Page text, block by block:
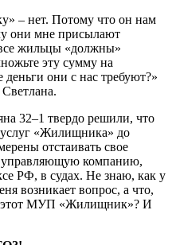
– нет. Потому что он нам
они мне присылают
жильцы «должны»
эту сумму на
деньги они с нас требуют?»
32–1 твердо решили, что
услуг «Жилищника» до
отстаивать свое
управляющую компанию,
РФ, в судах. Не знаю, как у
возникает вопрос, а что,
этот МУП «Жилищник»? И